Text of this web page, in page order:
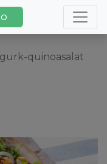
quinoasalat